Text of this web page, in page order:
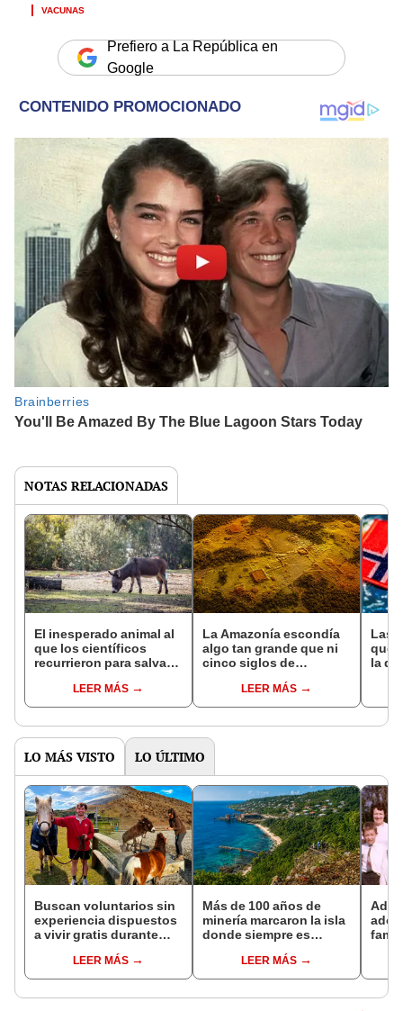
VACUNAS
Prefiero a La República en
Google
NOTAS RELACIONADAS
El inesperado animal al
que los científicos
recurrieron para salvar
reintroducción de un
asno salvaje está
en un paisaje con más
vida
LEER MÁS
La Amazonía escondía
algo tan grande que ni
cinco siglos de
encontrarlo: el hallazgo
podría cambiar todo lo
pasado
LEER MÁS
Las
que
la de
LO MÁS VISTO LO ÚLTIMO
Buscan voluntarios sin
experiencia dispuestos
a vivir gratis durante
cuidar caballos, burros
y otros animales
LEER MÁS
Más de 100 años de
minería marcaron la isla
donde siempre es
santuario natural y
destino turístico
LEER MÁS
ADN